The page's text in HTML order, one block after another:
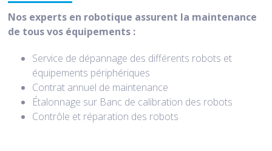
Nos experts en robotique assurent la maintenance
de tous vos équipements :
Service de dépannage des différents robots et
équipements périphériques
Contrat annuel de maintenance
Étalonnage sur Banc de calibration des robots
Contrôle et réparation des robots